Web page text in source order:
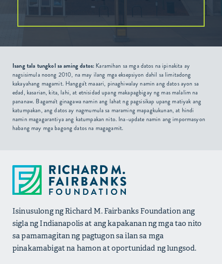
Isang tala tungkol sa aming datos: Karamihan sa mga datos na ipinakita ay
nagsisimula noong 2010, na may ilang mga eksepsiyon dahil sa limitadong
kakayahang magamit. Hangga't maaari, pinaghiwalay namin ang datos ayon sa
edad, kasarian, kita, lahi, at etnisidad upang makapagbigay ng mas malalim na
pananaw. Bagama't ginagawa namin ang lahat ng pagsisikap upang matiyak ang
katumpakan, ang datos ay nagmumula sa maraming mapagkukunan, at hindi
namin magagarantiya ang katumpakan nito. Ina-update namin ang impormasyon
habang may mga bagong datos na magagamit.
Isinusulong ng Richard M. Fairbanks Foundation ang
sigla ng Indianapolis at ang kapakanan ng mga tao nito
sa pamamagitan ng pagtugon sa ilan sa mga
pinakamabigat na hamon at oportunidad ng lungsod.